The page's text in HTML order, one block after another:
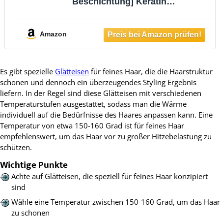
Temperatureinstellungen 150-230°C,
Haarglätter S8540,Schwarz, 110 mm
Amazon
Es gibt spezielle Glätteisen für feines Haar, die die Haarstruktur
schonen und dennoch ein überzeugendes Styling Ergebnis
liefern. In der Regel sind diese Glätteisen mit verschiedenen
Temperaturstufen ausgestattet, sodass man die Wärme
individuell auf die Bedürfnisse des Haares anpassen kann. Eine
Temperatur von etwa 150-160 Grad ist für feines Haar
empfehlenswert, um das Haar vor zu großer Hitzebelastung zu
schützen.
Wichtige Punkte
Achte auf Glätteisen, die speziell für feines Haar konzipiert
sind
Wähle eine Temperatur zwischen 150-160 Grad, um das Haar
zu schonen